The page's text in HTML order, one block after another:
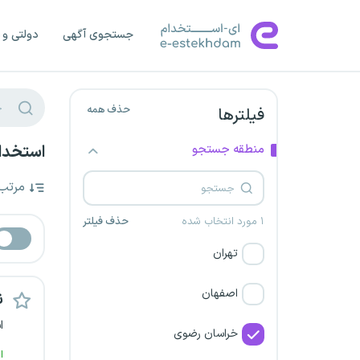
جستجوی آگهی دولتی
فیلترها حذف همه
منطقه جستجو
۱ مورد انتخاب شده حذف فیلتر
تهران
اصفهان
خراسان رضوی